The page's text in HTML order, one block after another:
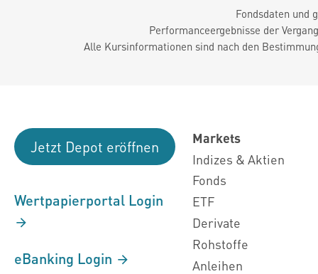
Fondsdaten und
Performanceergebnisse der
Alle Kursinformationen sind nach den
Jetzt Depot eröffnen
Wertpapierportal Login
eBanking Login
Markets
Indizes & Aktien
Fonds
ETF
Derivate
Rohstoffe
Anleihen